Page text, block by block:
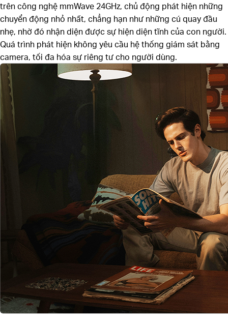
trên công nghệ mmWave 24GHz, chủ động phát hiện những
chuyển động nhỏ nhất, chẳng hạn như những cú quay đầu
nhẹ, nhờ đó nhận diện được sự hiện diện tĩnh của con người.
Quá trình phát hiện không yêu cầu hệ thống giám sát bằng
camera, tối đa hóa sự riêng tư cho người dùng.